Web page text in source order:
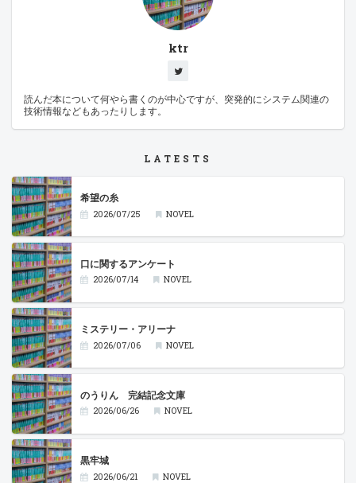
ktr
読んだ本について何やら書くのが中心ですが、突発的にシステム関連の
技術情報などもあったりします。
LATESTS
希望の糸
2026/07/25 NOVEL
口に関するアンケート
2026/07/14 NOVEL
ミステリー・アリーナ
2026/07/06 NOVEL
のうりん 完結記念文庫
2026/06/26 NOVEL
黒牢城
2026/06/21 NOVEL